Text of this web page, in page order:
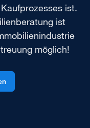
ist.
ist
möglich!